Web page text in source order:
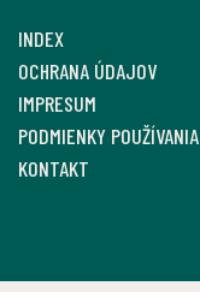
INDEX
OCHRANA ÚDAJOV
IMPRESUM
PODMIENKY POUŽÍVANIA
KONTAKT